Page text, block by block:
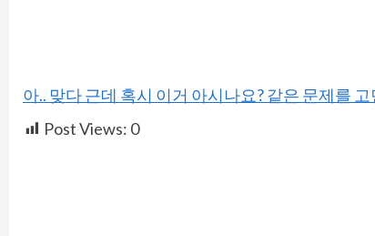
아.. 맞다 근데 혹시 이거 아시나요? 같은 문제를
Post Views: 0